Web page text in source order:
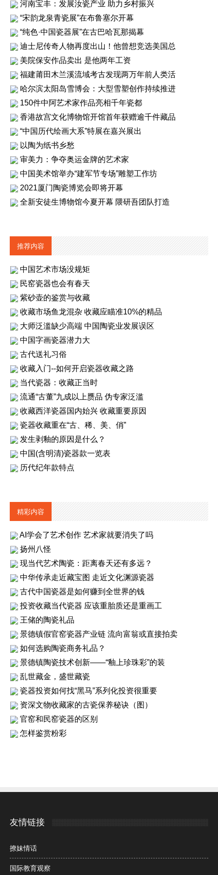
河南宝丰：发展汝瓷产业 助力乡村振兴
“宋韵龙泉青瓷展”在布鲁塞尔开幕
“纯色·中国瓷器展”在古巴哈瓦那揭幕
迪士尼传奇人物再度出山！他曾想竞选美国总
美院保安作品卖出 是他两年工资
福建莆田木兰溪流域考古发现两万年前人类活
哈尔滨太阳岛雪博会：大型雪塑创作持续推进
150件中阿艺术家作品亮相千年瓷都
香港故宫文化博物馆开馆首年获赠逾千件藏品
“中国历代绘画大系”特展在嘉兴展出
以陶为纸书乡愁
审美力：争夺奥运金牌的艺术家
中国美术馆举办“建军节专场”雕塑工作坊
2021厦门陶瓷博览会即将开幕
全新安徒生博物馆今夏开幕 隈研吾团队打造
推荐内容
中国艺术市场没规矩
民窑瓷器也会有春天
紫砂壶的鉴赏与收藏
收藏市场鱼龙混杂 收藏应瞄准10%的精品
大师泛滥缺少高端 中国陶瓷业发展误区
中国字画瓷器潜力大
古代送礼习俗
收藏入门--如何开启瓷器收藏之路
当代瓷器：收藏正当时
流通“古董”九成以上赝品 伪专家泛滥
收藏西洋瓷器国内始兴 收藏重要原因
瓷器收藏重在“古、稀、美、俏”
发生剥釉的原因是什么？
中国(含明清)瓷器款一览表
历代纪年款特点
精彩内容
AI学会了艺术创作 艺术家就要消失了吗
扬州八怪
现当代艺术陶瓷：距离春天还有多远？
中华传承走近藏宝图 走近文化渊源瓷器
古代中国瓷器是如何赚到全世界的钱
投资收藏当代瓷器 应该重胎质还是重画工
王储的陶瓷礼品
景德镇假官窑瓷器产业链 流向富翁或直接拍卖
如何选购陶瓷商务礼品？
景德镇陶瓷技术创新——“釉上珍珠彩”的装
乱世藏金，盛世藏瓷
瓷器投资如何找“黑马”系列化投资很重要
资深文物收藏家的古瓷保养秘诀（图）
官窑和民窑瓷器的区别
怎样鉴赏粉彩
友情链接
撩妹情话
国际教育观察